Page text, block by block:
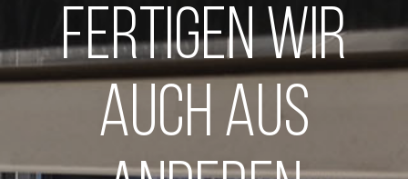
fertigen wir
auch aus